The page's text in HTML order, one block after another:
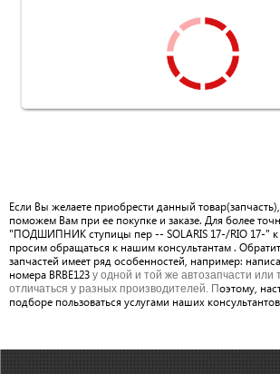
Если Вы желаете приобрести данный
поможем Вам при ее покупке и заказе. Для более
"ПОДШИПНИК ступицы пер -- SOLARIS 17-/RIO 17-"
просим обращаться к нашим консультантам .
запчастей имеет ряд особенностей, например:
номера BRBE123 у одной и той же автозапчасти или
отличаться у разных производителей. Поэтому,
подборе пользоваться услугами наших